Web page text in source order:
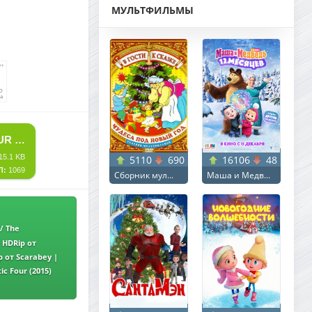
СКАЧАТЬ ТОРРЕНТ Я – ЧЕТВЕРТЫЙ / I AM NUMBER FOUR (2011) HDRIP ОТ SCARABEY
KB
1069
The
отот
от Scarabey |
Four (2015)
МУЛЬТФИЛЬМЫ
5110 690
Сборник мул...
16106 48
Маша и Медв...